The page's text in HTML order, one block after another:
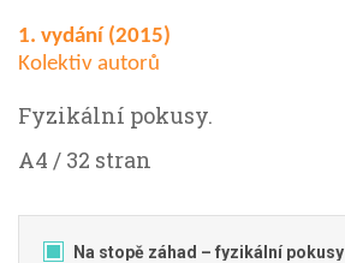
1. vydání (2015)
Kolektiv autorů
Fyzikální pokusy.
A4 / 32 stran
Na stopě záhad – fyzikální pokusy